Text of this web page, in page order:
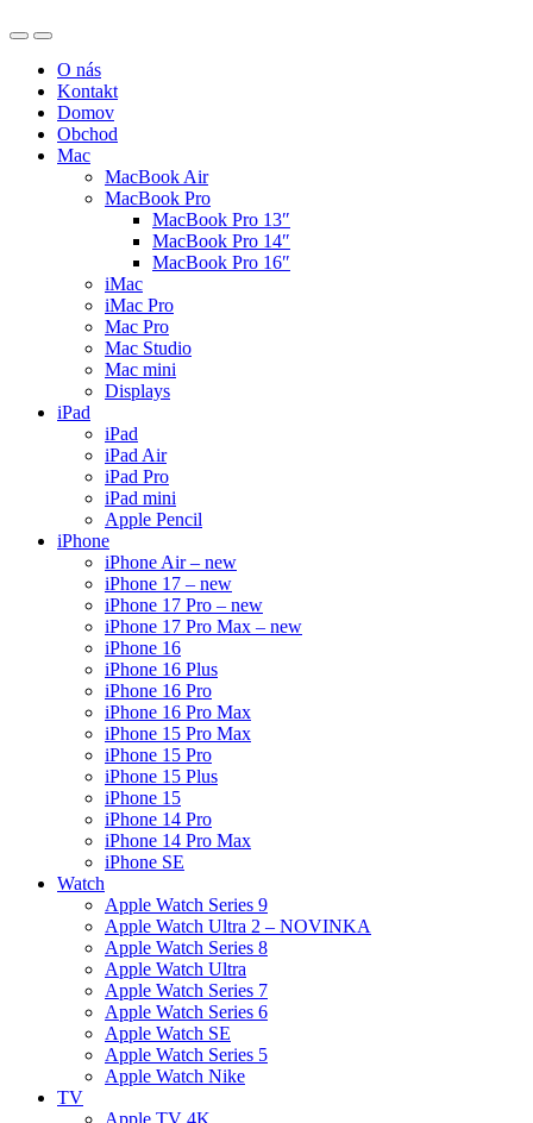
O nás
Kontakt
Domov
Obchod
Mac
MacBook Air
MacBook Pro
MacBook Pro 13″
MacBook Pro 14″
MacBook Pro 16″
iMac
iMac Pro
Mac Pro
Mac Studio
Mac mini
Displays
iPad
iPad
iPad Air
iPad Pro
iPad mini
Apple Pencil
iPhone
iPhone Air – new
iPhone 17 – new
iPhone 17 Pro – new
iPhone 17 Pro Max – new
iPhone 16
iPhone 16 Plus
iPhone 16 Pro
iPhone 16 Pro Max
iPhone 15 Pro Max
iPhone 15 Pro
iPhone 15 Plus
iPhone 15
iPhone 14 Pro
iPhone 14 Pro Max
iPhone SE
Watch
Apple Watch Series 9
Apple Watch Ultra 2 – NOVINKA
Apple Watch Series 8
Apple Watch Ultra
Apple Watch Series 7
Apple Watch Series 6
Apple Watch SE
Apple Watch Series 5
Apple Watch Nike
TV
Apple TV 4K